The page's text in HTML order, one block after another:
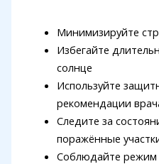
Минимизируйте
Избегайте
солнце
Используйте
рекомендации
Следите за
поражённые
Соблюдайте режим